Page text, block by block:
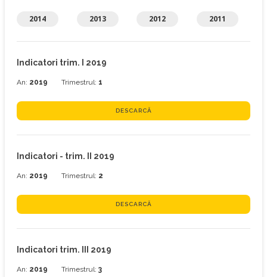
2014 2013 2012 2011
Indicatori trim. I 2019
An: 2019 Trimestrul: 1
DESCARCĂ
Indicatori - trim. II 2019
An: 2019 Trimestrul: 2
DESCARCĂ
Indicatori trim. III 2019
An: 2019 Trimestrul: 3